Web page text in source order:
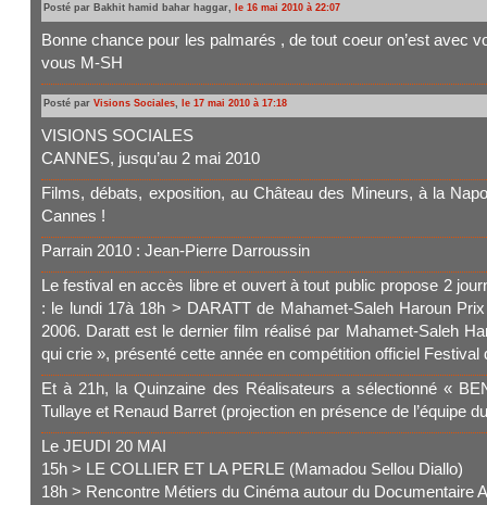
Posté par Bakhit hamid bahar haggar, le 16 mai 2010 à 22:07
Bonne chance pour les palmarés , de tout coeur on’est avec
vous M-SH
Posté par Visions Sociales, le 17 mai 2010 à 17:18
VISIONS SOCIALES
CANNES, jusqu’au 2 mai 2010
Films, débats, exposition, au Château des Mineurs, à la
Cannes !
Parrain 2010 : Jean-Pierre Darroussin
Le festival en accès libre et ouvert à tout public propose 2
: le lundi 17à 18h > DARATT de Mahamet-Saleh Haroun
2006. Daratt est le dernier film réalisé par Mahamet-Saleh
qui crie », présenté cette année en compétition officiel Festival
Et à 21h, la Quinzaine des Réalisateurs a sélectionné «
Tullaye et Renaud Barret (projection en présence de l’équipe
Le JEUDI 20 MAI
15h > LE COLLIER ET LA PERLE (Mamadou Sellou Diallo)
18h > Rencontre Métiers du Cinéma autour du Documentaire